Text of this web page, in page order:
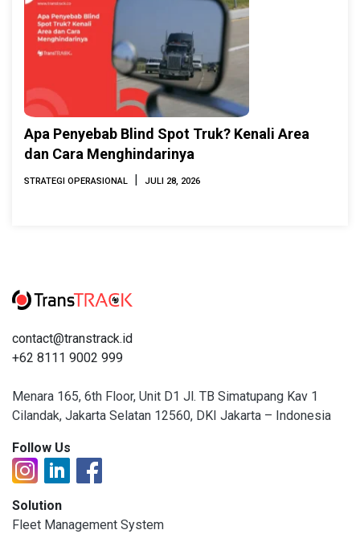
Apa Penyebab Blind Spot Truk? Kenali Area
dan Cara Menghindarinya
STRATEGI OPERASIONAL | JULI 28, 2026
contact@transtrack.id
+62 8111 9002 999
Menara 165, 6th Floor, Unit D1 Jl. TB Simatupang Kav 1
Cilandak, Jakarta Selatan 12560, DKI Jakarta – Indonesia
Follow Us
Solution
Fleet Management System